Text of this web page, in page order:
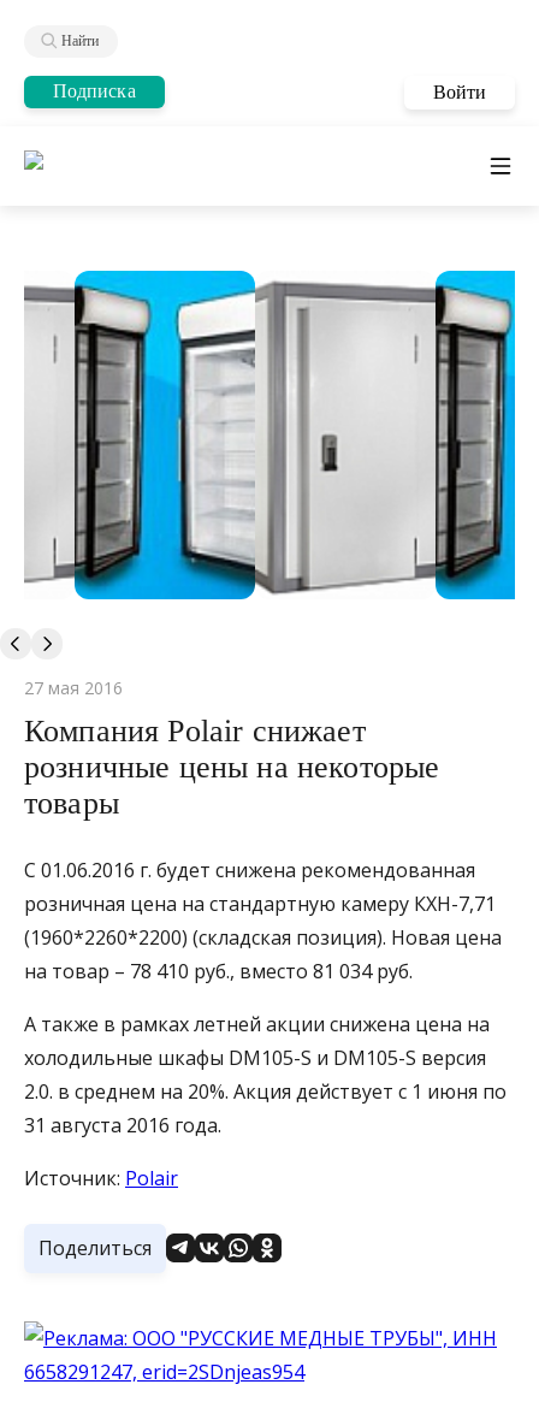
Найти
Подписка Войти
27 мая 2016
Компания Polair снижает
розничные цены на некоторые
товары
С 01.06.2016 г. будет снижена рекомендованная
розничная цена на стандартную камеру КХН-7,71
(1960*2260*2200) (складская позиция). Новая цена
на товар – 78 410 руб., вместо 81 034 руб.
А также в рамках летней акции снижена цена на
холодильные шкафы DM105-S и DM105-S версия
2.0. в среднем на 20%. Акция действует с 1 июня по
31 августа 2016 года.
Источник: Polair
Поделиться